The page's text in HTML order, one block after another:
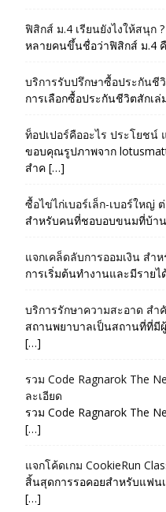
ฟิสิกส์ ม.4 เรียนยังไงให้สนุก
หลายคนขึ้นชื่อว่าฟิสิกส์ ม.4
บริการรับปรึกษาซื้อประกันชี
การเลือกซื้อประกันชีวิตสักเ
ท็อปเปอร์คืออะไร ประโยชน์
ขอบคุณรูปภาพจาก
สำค […]
ซื้อไข่ไก่เบอร์เล็ก-เบอร์ใหญ่
สำหรับคนที่ชอบอบขนมที่บ้า
แจกเคล็ดลับการออมเงิน สำ
การเริ่มต้นทำงานและมีราย
บริการรักษาความสะอาด สำ
สถานพยาบาลเป็นสถานที่ที่มี
[…]
รวม Code Ragnarok The
ละเอียด
รวม Code Ragnarok The
[…]
แจกโค้ดเกม CookieRun
สิ้นสุดการรอคอยสำหรับแฟน
[…]